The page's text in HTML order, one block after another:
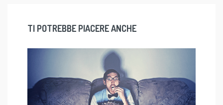
TI POTREBBE PIACERE ANCHE